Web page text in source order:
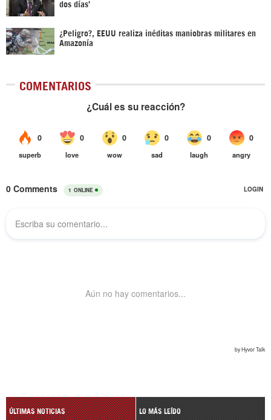
dos días’
¿Peligro?, EEUU realiza inéditas maniobras militares en
Amazonía
COMENTARIOS
ÚLTIMAS NOTICIAS LO MÁS LEÍDO